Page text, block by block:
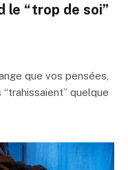
le “trop de soi”
que vos pensées,
quelque